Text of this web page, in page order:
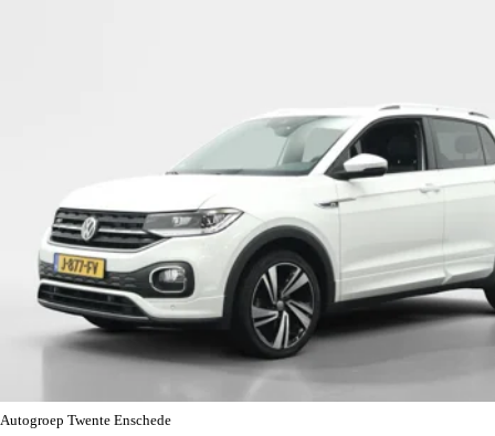
Autogroep Twente Enschede